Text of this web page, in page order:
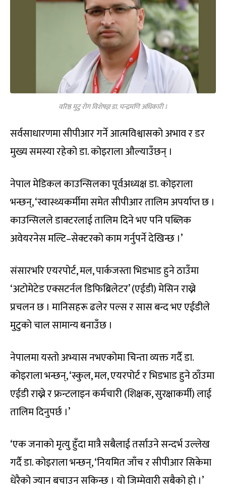
वरिष्ठ मुटु रोग विशेषज्ञ डा. चन्द्रमणि अधिकारी ।
सर्वसाधारणमा सीपीआर गर्ने आत्मविश्वासको अभाव र डर
मुख्य समस्या रहेको डा. कोइराला औल्याउँछन् ।
नेपाल मेडिकल काउन्सिलका पूर्वअध्यक्ष डा. कोइराला
भन्छन्, ‘स्वास्थ्यकर्मीमा समेत सीपीआर तालिम अपर्याप्त छ ।
काउन्सिलले डाक्टरलाई तालिम दिने भए पनि पब्लिक
अवेयरनेस मल्टि–सेक्टरको काम गर्नुपर्ने देखिन्छ ।’
संसारभरि एयरपोर्ट, मल, पार्कजस्ता भिडभाड हुने ठाउँमा
‘अटोमेटेड एक्सटर्नल डिफिब्रिलेटर’ (एईडी) मेसिन राख्ने
प्रचलन छ । मानिसहरू ढलेर पल्स र सास बन्द भए एईडीले
मुटुको चाल सामान्य बनाउँछ ।
नेपालमा यस्तो अभ्यास नभएकोमा चिन्ता व्यक्त गर्दै डा.
कोइराला भन्छन्, ‘स्कुल, मल, एयरपोर्ट र भिडभाड हुने ठाँउमा
एईडी राख्ने र फ्रन्टलाइन कर्मचारी (शिक्षक, सुरक्षाकर्मी) लाई
तालिम दिनुपर्छ ।’
‘एक जनाको मृत्यु हुँदा मात्रै सबैलाई तर्साउने सन्दर्भ उल्लेख
गर्दै डा. कोइराला भन्छन्, ‘नियमित जाँच र सीपीआर सिकेमा
धेरैको ज्यान बचाउन सकिन्छ । यो जिम्मेवारी सबैको हो ।’